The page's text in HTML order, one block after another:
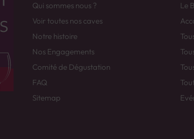
Qui sommes nous ?
Voir toutes nos caves
Notre histoire
Nos Engagements
Comité de Dégustation
FAQ
Sitemap
Le